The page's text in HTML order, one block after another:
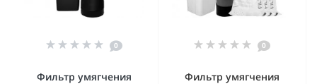
0
Фильтр умягчения
0
Фильтр умягчения